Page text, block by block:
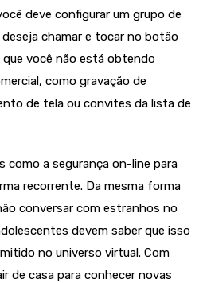
deve configurar um grupo de
chamar e tocar no botão
você não está obtendo
como gravação de
de tela ou convites da lista de
como a segurança on-line para
recorrente. Da mesma forma
conversar com estranhos no
devem saber que isso
no universo virtual. Com
de casa para conhecer novas